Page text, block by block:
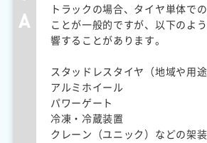
トラックの場合、タイヤ単体で
ことが一般的ですが、以下のよ
響することがあります。
スタッドレスタイヤ（地域や用途
アルミホイール
パワーゲート
冷凍・冷蔵装置
クレーン（ユニック）などの架装